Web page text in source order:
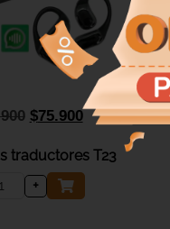
$75.900
traductores T23
+